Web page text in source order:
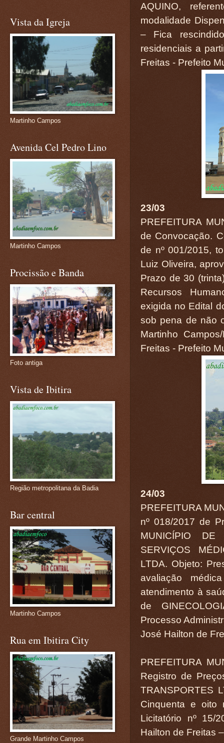
AQUINO,
modalidade
– Fica
residenciais a
Freitas - Prefeito
23/03
PREFEITURA
de Convocação.
de nº 001/2015,
Luiz Oliveira,
Prazo de 30
Recursos
exigida no Edital
sob pena de não
Martinho
Freitas - Prefeito
24/03
PREFEITURA
nº 018/2017 de
MUNICÍPIO
SERVIÇOS
LTDA. Objeto:
avaliação
atendimento à
de
Processo
José Hailton de
PREFEITURA
Registro de
TRANSPORTES
Cinquenta e oito
Licitatório nº 15/
Hailton de Freitas
Vista da Igreja
Martinho Campos
Avenida Cel Pedro Lino
Martinho Campos
Procissão e Banda
Foto antiga
Vista de Ibitira
Região metropolitana da Badia
Bar central
Martinho Campos
Rua em Ibitira City
Grande Martinho Campos